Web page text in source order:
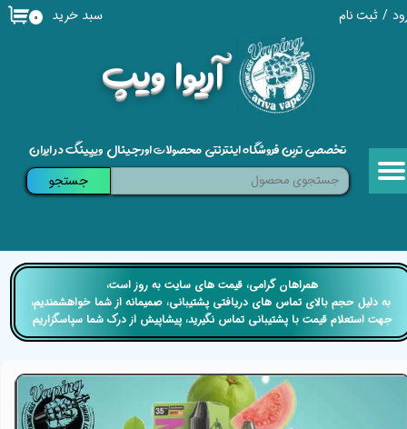
/ ثبت نام
حساب کاربری من
خروج از حساب کاربری
​آریوا ویپ
۰ سبد خرید
تخصصی ترین فروشگاه اینترنتی محصولات اورجینال ویپینگ در ایران
جستجو
​​همراهان گرامی، قیمت های سایت به روز است،
​​​​​​​ به دلیل حجم بالای تماس های دریافتی پشتیبانی، صمیمانه از شما خواهشمندیم،
جهت استعلام قیمت با پشتیبانی تماس نگیرید، پیشاپیش از درک شما سپاسگزاریم